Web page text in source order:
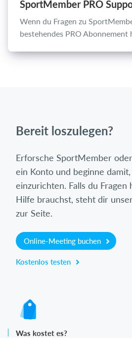
SportMember PRO
Wenn du Fragen zu
bestehendes PRO Abonnement
Bereit loszulegen?
Erforsche SportMember
ein Konto und beginne
einzurichten. Falls du
Hilfe brauchst, steht dir
zur Seite.
Online-Meeting buchen
Kostenlos testen
Was kostet es?